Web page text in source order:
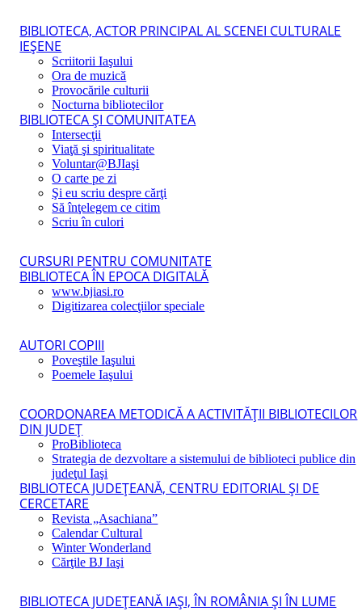
BIBLIOTECA, ACTOR PRINCIPAL AL SCENEI CULTURALE
IEŞENE
Scriitorii Iaşului
Ora de muzică
Provocările culturii
Nocturna bibliotecilor
BIBLIOTECA ŞI COMUNITATEA
Intersecţii
Viaţă şi spiritualitate
Voluntar@BJIaşi
O carte pe zi
Şi eu scriu despre cărţi
Să înţelegem ce citim
Scriu în culori
CURSURI PENTRU COMUNITATE
BIBLIOTECA ÎN EPOCA DIGITALĂ
www.bjiasi.ro
Digitizarea colecţiilor speciale
AUTORI COPIII
Poveştile Iaşului
Poemele Iaşului
COORDONAREA METODICĂ A ACTIVITĂŢII BIBLIOTECILOR
DIN JUDEŢ
ProBiblioteca
Strategia de dezvoltare a sistemului de biblioteci publice din
judeţul Iaşi
BIBLIOTECA JUDEŢEANĂ, CENTRU EDITORIAL ŞI DE
CERCETARE
Revista „Asachiana”
Calendar Cultural
Winter Wonderland
Cărţile BJ Iaşi
BIBLIOTECA JUDEŢEANĂ IAŞI, ÎN ROMÂNIA ŞI ÎN LUME